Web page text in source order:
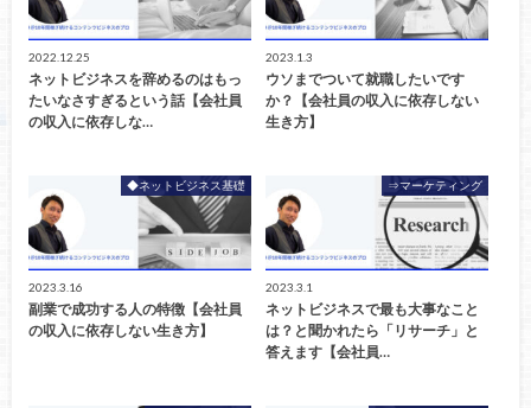
2022.12.25
ネットビジネスを辞めるのはもっ
たいなさすぎるという話【会社員
の収入に依存しな…
2023.1.3
ウソまでついて就職したいです
か？【会社員の収入に依存しない
生き方】
◆ネットビジネス基礎
2023.3.16
副業で成功する人の特徴【会社員
の収入に依存しない生き方】
⇒マーケティング
2023.3.1
ネットビジネスで最も大事なこと
は？と聞かれたら「リサーチ」と
答えます【会社員…